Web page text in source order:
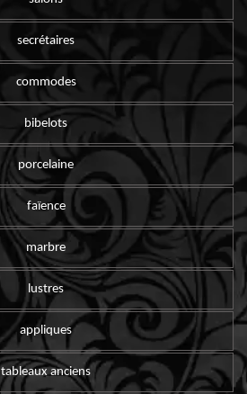
secrétaires
commodes
bibelots
porcelaine
faïence
marbre
lustres
appliques
tableaux anciens